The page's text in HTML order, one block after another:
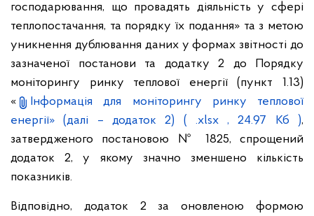
господарювання, що провадять діяльність у сфері
теплопостачання, та порядку їх подання» та з метою
уникнення дублювання даних у формах звітності до
зазначеної постанови та додатку 2 до Порядку
моніторингу ринку теплової енергії (пункт 1.13)
«
Інформація для моніторингу ринку теплової
енергії» (далі – додаток 2) ( .xlsx , 24.97 Кб ),
затвердженого постановою № 1825, спрощений
додаток 2, у якому значно зменшено кількість
показників.
Відповідно, додаток 2 за оновленою формою